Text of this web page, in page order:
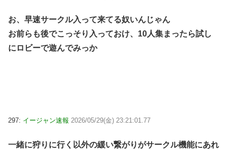
お、早速サークル入って来てる奴いんじゃん
お前らも後でこっそり入っておけ、10人集まったら試し
にロビーで遊んでみっか
297: イージャン速報 2026/05/29(金) 23:21:01.77
一緒に狩りに行く以外の緩い繋がりがサークル機能にあれ